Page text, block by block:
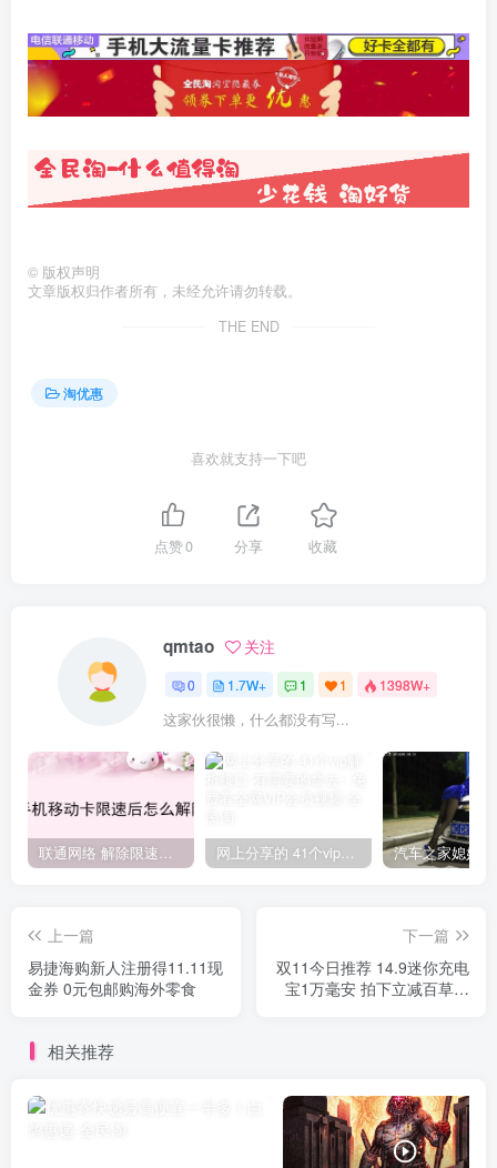
© 版权声明
文章版权归作者所有，未经允许请勿转载。
THE END
淘优惠
喜欢就支持一下吧
点赞0 分享 收藏
qmtao 关注
0 1.7W+ 1 1 1398W+
这家伙很懒，什么都没有写...
联通网络 解除限速方法参考！畅享、畅玩、老白干等及其它地区自测了 网上分享的 41个vip解析接口 有需要的拿去~ 免费看全网VIP会员视频
上一篇
易捷海购新人注册得11.11现
金券 0元包邮购海外零食
下一篇
双11今日推荐 14.9迷你充电
宝1万毫安 拍下立减百草味
相关推荐